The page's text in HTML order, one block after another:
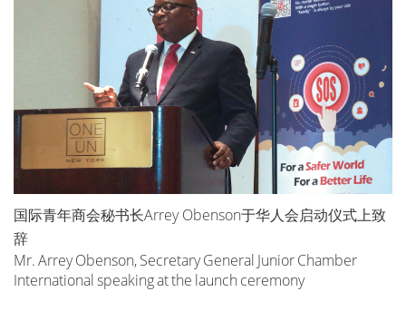
国际青年商会秘书长Arrey Obenson于华人会启动仪式上致
辞
Mr. Arrey Obenson, Secretary General Junior Chamber
International speaking at the launch ceremony